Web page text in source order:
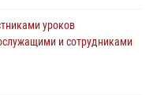
уроков
и сотрудниками